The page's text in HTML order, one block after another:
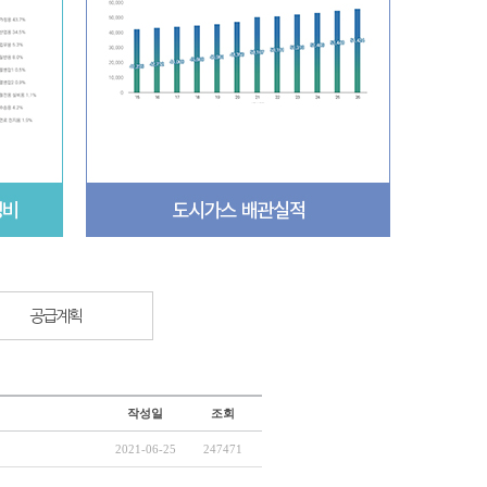
공급계획
작성일 조회
2021-06-25 247471